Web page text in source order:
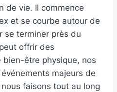
de vie. Il commence
et se courbe autour de
se terminer près du
offrir des
être physique, nos
événements majeurs de
faisons tout au long